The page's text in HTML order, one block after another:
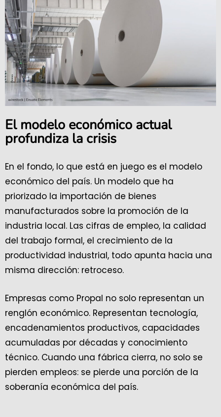
El modelo económico actual
profundiza la crisis
En el fondo, lo que está en juego es el modelo
económico del país. Un modelo que ha
priorizado la importación de bienes
manufacturados sobre la promoción de la
industria local. Las cifras de empleo, la calidad
del trabajo formal, el crecimiento de la
productividad industrial, todo apunta hacia una
misma dirección: retroceso.
Empresas como Propal no solo representan un
renglón económico. Representan tecnología,
encadenamientos productivos, capacidades
acumuladas por décadas y conocimiento
técnico. Cuando una fábrica cierra, no solo se
pierden empleos: se pierde una porción de la
soberanía económica del país.